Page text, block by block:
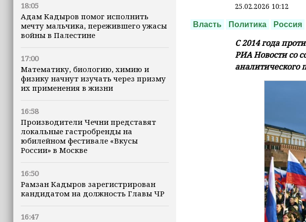
18:05
Адам Кадыров помог исполнить
мечту мальчика, пережившего ужасы
войны в Палестине
17:00
Математику, биологию, химию и
физику начнут изучать через призму
их применения в жизни
16:58
Производители Чечни представят
локальные гастробренды на
юбилейном фестивале «Вкусы
России» в Москве
16:50
Рамзан Кадыров зарегистрирован
кандидатом на должность Главы ЧР
16:47
25.02.2026 10:12
Власть Политика Россия
С 2014 года
РИА Новости со
аналитического